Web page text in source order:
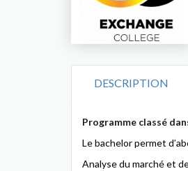
DESCRIPTION
Programme classé
Le bachelor permet
Analyse du marché et